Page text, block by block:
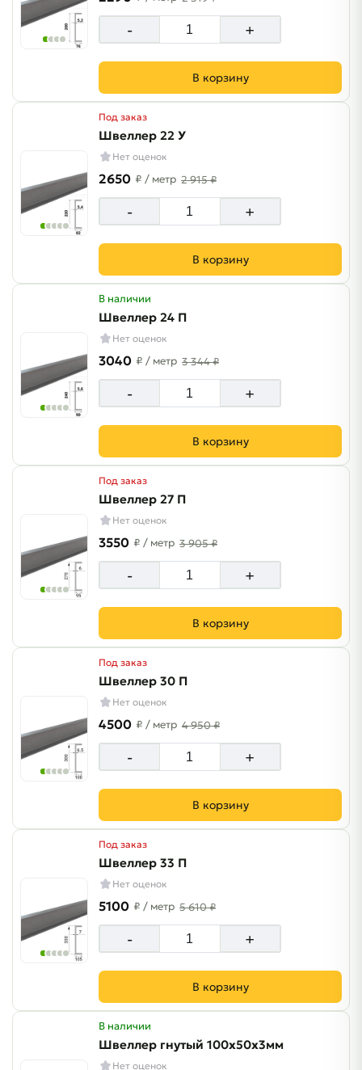
- +
В корзину
Под заказ
Швеллер 22 У
Нет оценок
2650 ₽ / метр 2 915 ₽
- +
В корзину
В наличии
Швеллер 24 П
Нет оценок
3040 ₽ / метр 3 344 ₽
- +
В корзину
Под заказ
Швеллер 27 П
Нет оценок
3550 ₽ / метр 3 905 ₽
- +
В корзину
Под заказ
Швеллер 30 П
Нет оценок
4500 ₽ / метр 4 950 ₽
- +
В корзину
Под заказ
Швеллер 33 П
Нет оценок
5100 ₽ / метр 5 610 ₽
- +
В корзину
В наличии
Швеллер гнутый 100х50х3мм
Нет оценок